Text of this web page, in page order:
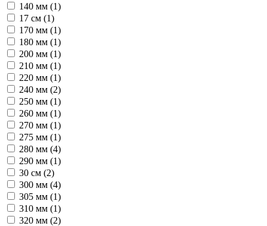
140 мм (1)
17 см (1)
170 мм (1)
180 мм (1)
200 мм (1)
210 мм (1)
220 мм (1)
240 мм (2)
250 мм (1)
260 мм (1)
270 мм (1)
275 мм (1)
280 мм (4)
290 мм (1)
30 см (2)
300 мм (4)
305 мм (1)
310 мм (1)
320 мм (2)